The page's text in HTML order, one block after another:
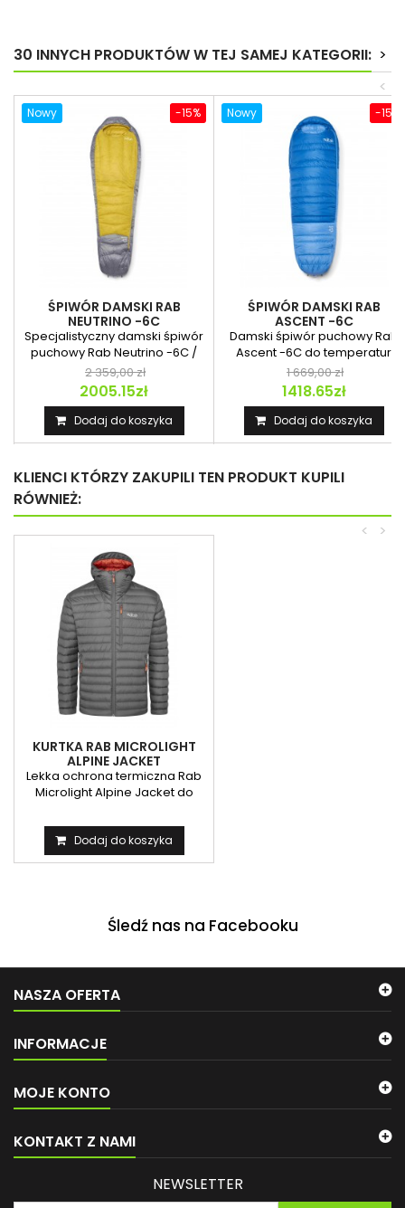
30 INNYCH PRODUKTÓW W TEJ SAMEJ KATEGORII: >
<
Nowy
ŚPIWÓR DAMSKI RAB
NEUTRINO -6C
Specjalistyczny damski śpiwór
puchowy Rab Neutrino -6C /
20F Wmns z...
2 359,00 zł
2005.15zł
-15%
Dodaj do koszyka
Nowy
ŚPIWÓR DAMSKI RAB
ASCENT -6C
Damski śpiwór puchowy Rab
Ascent -6C do temperatur
minusowych idealny na...
1 669,00 zł
1418.65zł
-15%
Dodaj do koszyka
KLIENCI KTÓRZY ZAKUPILI TEN PRODUKT KUPILI
RÓWNIEŻ:
>
<
KURTKA RAB MICROLIGHT
ALPINE JACKET
Lekka ochrona termiczna Rab
Microlight Alpine Jacket do
Dodaj do koszyka
Śledź nas na Facebooku
NASZA OFERTA
INFORMACJE
MOJE KONTO
KONTAKT Z NAMI
NEWSLETTER